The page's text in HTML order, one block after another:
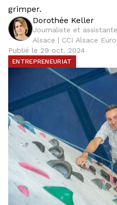
grimper.
Dorothée Keller
Journaliste et
Alsace | CCI Alsace
Publié le 29 oct. 2024
ENTREPRENEURIAT